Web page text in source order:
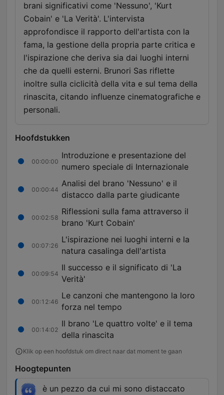
brani significativi come 'Nessuno', 'Kurt
Cobain' e 'La Verità'. L'intervista
approfondisce il rapporto dell'artista con la
fama, la gestione della propria parte critica e
l'ispirazione che deriva sia dai luoghi interni
che da quelli esterni. Brunori Sas riflette
inoltre sulla ciclicità della vita e sul tema della
rinascita, citando influenze cinematografiche e
personali.
Hoofdstukken
00:00:00
Introduzione e presentazione del
numero speciale di Internazionale
00:00:44
Analisi del brano 'Nessuno' e il
distacco dalla parte giudicante
00:02:58
Riflessioni sulla fama attraverso il
brano 'Kurt Cobain'
00:07:26
L'ispirazione nei luoghi interni e la
natura casalinga dell'artista
00:09:54
Il successo e il significato di 'La
Verità'
00:12:46
Le canzoni che mantengono la loro
forza nel tempo
00:14:02
Il brano 'Le quattro volte' e il tema
della rinascita
Klik op een hoofdstuk om direct naar dat moment te gaan
Hoogtepunten
è un pezzo da cui mi sono distaccato